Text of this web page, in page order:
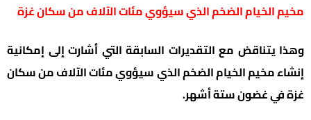
مخيم الخيام الضخم الذي سيؤوي مئات الآلاف من سكان غزة
وهذا يتناقض مع التقديرات السابقة التي أشارت إلى إمكانية
إنشاء مخيم الخيام الضخم الذي سيؤوي مئات الآلاف من سكان
غزة في غضون ستة أشهر.